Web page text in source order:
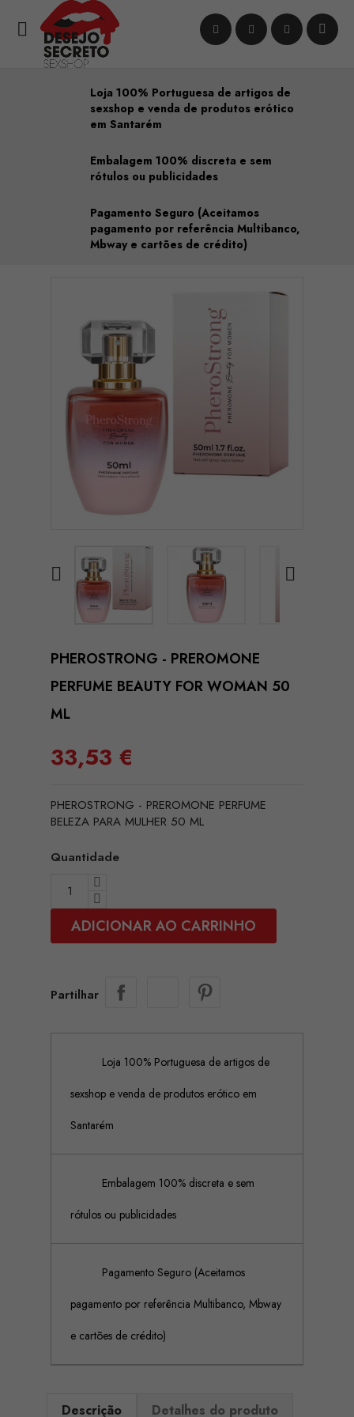

Loja 100% Portuguesa de artigos de
sexshop e venda de produtos erótico
em Santarém
Embalagem 100% discreta e sem
rótulos ou publicidades
Pagamento Seguro (Aceitamos
pagamento por referência Multibanco,
Mbway e cartões de crédito)
 
PHEROSTRONG - PREROMONE
PERFUME BEAUTY FOR WOMAN 50
ML
33,53 €
PHEROSTRONG - PREROMONE PERFUME
BELEZA PARA MULHER 50 ML
Quantidade
ADICIONAR AO CARRINHO
Partilhar
Loja 100% Portuguesa de artigos de
sexshop e venda de produtos erótico em
Santarém
Embalagem 100% discreta e sem
rótulos ou publicidades
Pagamento Seguro (Aceitamos
pagamento por referência Multibanco, Mbway
e cartões de crédito)
Descrição Detalhes do produto